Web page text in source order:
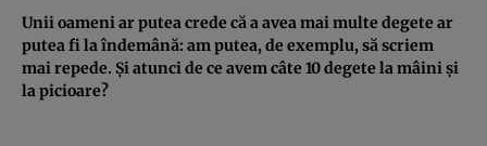
Unii oameni ar putea crede că a avea mai multe degete ar
putea fi la îndemână: am putea, de exemplu, să scriem
mai repede. Și atunci de ce avem câte 10 degete la mâini și
la picioare?